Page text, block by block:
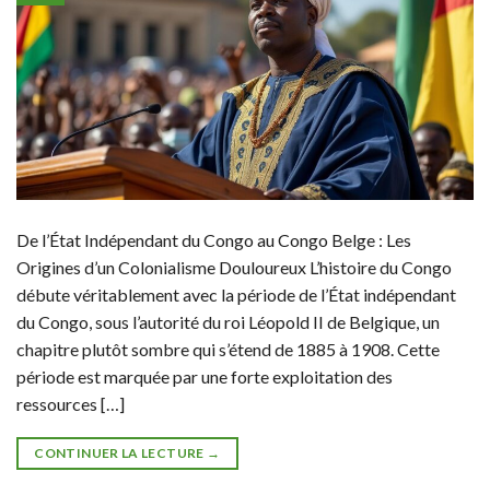
De l’État Indépendant du Congo au Congo Belge : Les
Origines d’un Colonialisme Douloureux L’histoire du Congo
débute véritablement avec la période de l’État indépendant
du Congo, sous l’autorité du roi Léopold II de Belgique, un
chapitre plutôt sombre qui s’étend de 1885 à 1908. Cette
période est marquée par une forte exploitation des
ressources […]
CONTINUER LA LECTURE →